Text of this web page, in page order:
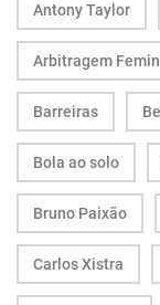
Antony Taylor
Arbitragem
Barreiras
Bola ao solo
Bruno Paixão
Carlos Xistra